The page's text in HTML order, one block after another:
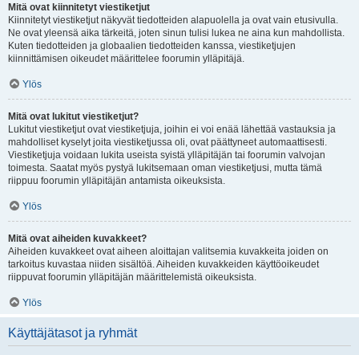
Mitä ovat kiinnitetyt viestiketjut
Kiinnitetyt viestiketjut näkyvät tiedotteiden alapuolella ja ovat vain etusivulla.
Ne ovat yleensä aika tärkeitä, joten sinun tulisi lukea ne aina kun mahdollista.
Kuten tiedotteiden ja globaalien tiedotteiden kanssa, viestiketjujen
kiinnittämisen oikeudet määrittelee foorumin ylläpitäjä.
Ylös
Mitä ovat lukitut viestiketjut?
Lukitut viestiketjut ovat viestiketjuja, joihin ei voi enää lähettää vastauksia ja
mahdolliset kyselyt joita viestiketjussa oli, ovat päättyneet automaattisesti.
Viestiketjuja voidaan lukita useista syistä ylläpitäjän tai foorumin valvojan
toimesta. Saatat myös pystyä lukitsemaan oman viestiketjusi, mutta tämä
riippuu foorumin ylläpitäjän antamista oikeuksista.
Ylös
Mitä ovat aiheiden kuvakkeet?
Aiheiden kuvakkeet ovat aiheen aloittajan valitsemia kuvakkeita joiden on
tarkoitus kuvastaa niiden sisältöä. Aiheiden kuvakkeiden käyttöoikeudet
riippuvat foorumin ylläpitäjän määrittelemistä oikeuksista.
Ylös
Käyttäjätasot ja ryhmät